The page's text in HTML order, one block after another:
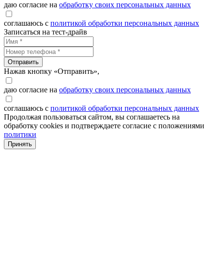
даю согласие на обработку своих персональных данных
соглашаюсь с политикой обработки персональных данных
Записаться на тест-драйв
Отправить
Нажав кнопку «Отправить»,
даю согласие на обработку своих персональных данных
соглашаюсь с политикой обработки персональных данных
Продолжая пользоваться сайтом, вы соглашаетесь на
обработку cookies и подтверждаете согласие с положениями
политики
Принять